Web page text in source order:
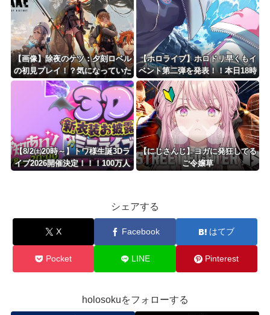
相手鴨神やんけ 0:00】
【画像】除夜のケツ：夕刻ロベル
の初見プレイ！？気になっていた
NIKKEを初めてやってみる
ぞ！！！
【ホロライブ】ホロドリ早くもイ
ベント第二弾を発表！！本日18時
に詳細公開
【8/2㈯20時～】トワ様生誕3Dラ
イブ2026開催決定！！！100万人
【にじさんじ】ヨガに発狂してる
ご令嬢草
シェアする
X Facebook はてブ
Pocket LINE Pinterest
holosokuをフォローする